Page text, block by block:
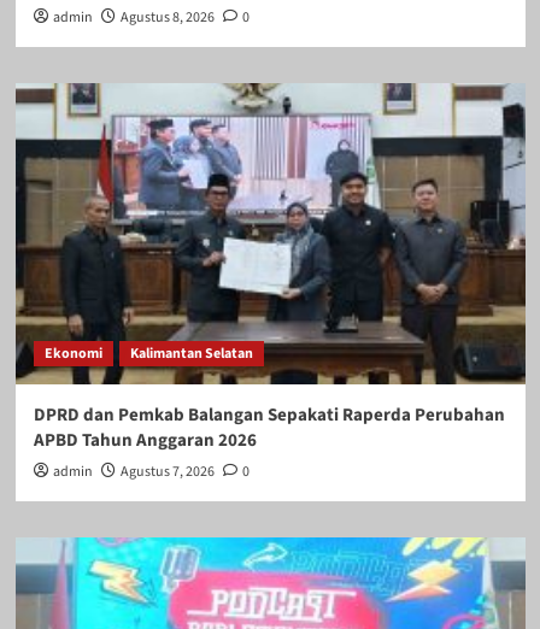
admin Agustus 8, 2026 0
Ekonomi Kalimantan Selatan
DPRD dan Pemkab Balangan Sepakati Raperda Perubahan
APBD Tahun Anggaran 2026
admin Agustus 7, 2026 0